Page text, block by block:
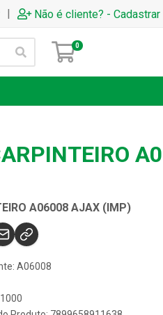
| Não é cliente? - Cadastrar
0
A06008 AJAX (IMP)
A06008